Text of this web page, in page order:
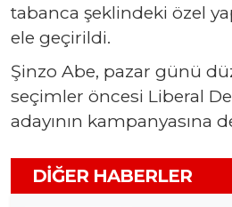
tabanca şeklindeki özel
ele geçirildi.
Şinzo Abe, pazar günü
seçimler öncesi Liberal
adayının kampanyasına
DIĞER HABERLER